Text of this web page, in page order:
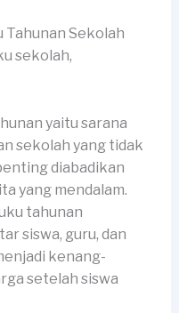
Tahunan Sekolah
sekolah,
yaitu sarana
sekolah yang tidak
diabadikan
yang mendalam.
tahunan
siswa, guru, dan
kenang-
setelah siswa